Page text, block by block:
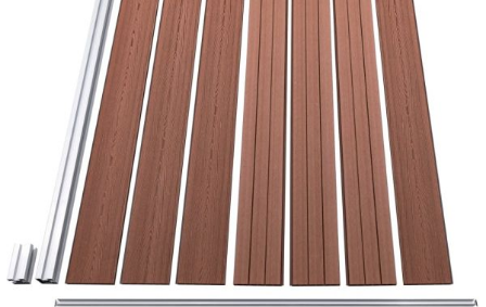
Купи на изплащане
Credit calculator
Ограден панел, WPC, 175x146 см, кафяв
Please select credit institution
Цена на продукта:
€215.00
Extraction of information from credit institutions
Предоставената таблица е с информационна цел.
Добавете продукта в количката си с бутона "Добави в
количката" и при поръчка ще можете да изберете броя
вноски на кредита.
Acest tabel are caracter informativ. Adăugați produsul în
coșul de cumpărături unde veți putea selecta detaliile